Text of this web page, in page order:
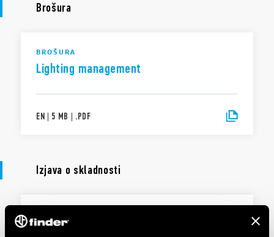
Brošura
BROŠURA
Lighting management
EN | 5 MB | .PDF
Izjava o skladnosti
UKCA 10 Series